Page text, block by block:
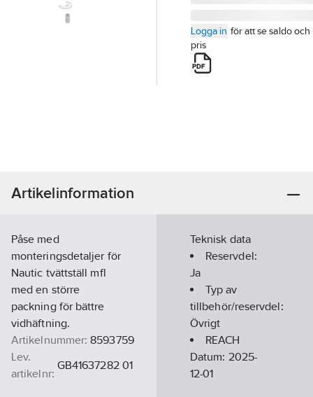
Logga in för att se saldo och
pris
Artikelinformation
Påse med
monteringsdetaljer för
Nautic tvättställ mfl
med en större
packning för bättre
vidhäftning.
Artikelnummer: 8593759
Lev.
artikelnr:
GB41637282 01
Teknisk data
Reservdel:
Ja
Typ av
tillbehör/reservdel:
Övrigt
REACH
Datum: 2025-
12-01